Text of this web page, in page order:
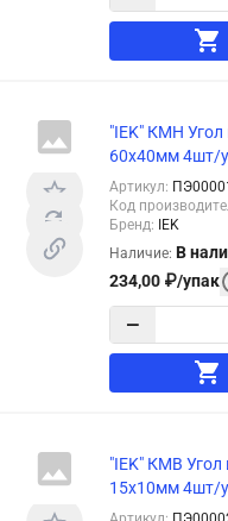
"IEK" КМН
60x40мм 4шт/
Артикул:
Код
Бренд: IEK
Наличие: В
234,00 ₽/упак
−
"IEK" КМВ Угол
15x10мм 4шт/